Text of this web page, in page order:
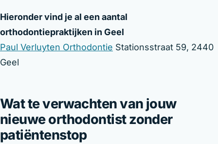
Hieronder vind je al een aantal
orthodontiepraktijken in Geel
Paul Verluyten Orthodontie Stationsstraat 59, 2440
Geel
Wat te verwachten van jouw
nieuwe orthodontist zonder
patiëntenstop